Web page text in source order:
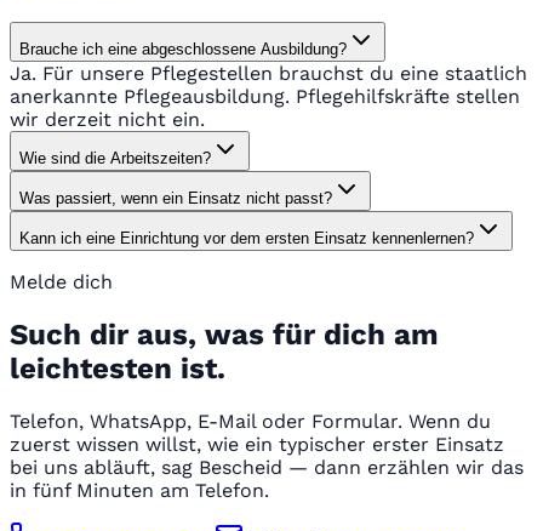
Brauche ich eine abgeschlossene Ausbildung?
Ja. Für unsere Pflegestellen brauchst du eine staatlich
anerkannte Pflegeausbildung. Pflegehilfskräfte stellen
wir derzeit nicht ein.
Wie sind die Arbeitszeiten?
Was passiert, wenn ein Einsatz nicht passt?
Kann ich eine Einrichtung vor dem ersten Einsatz kennenlernen?
Melde dich
Such dir aus, was für dich am
leichtesten ist.
Telefon, WhatsApp, E-Mail oder Formular. Wenn du
zuerst wissen willst, wie ein typischer erster Einsatz
bei uns abläuft, sag Bescheid — dann erzählen wir das
in fünf Minuten am Telefon.